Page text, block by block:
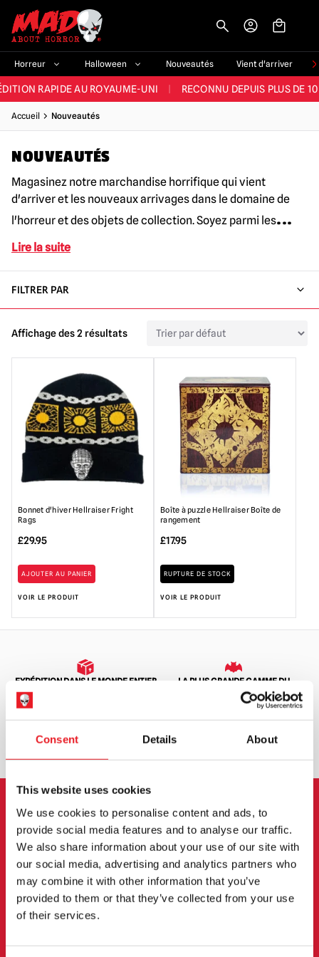
Consent Details About
This website uses cookies
We use cookies to personalise content and ads, to
provide social media features and to analyse our traffic.
We also share information about your use of our site with
our social media, advertising and analytics partners who
may combine it with other information that you’ve
provided to them or that they’ve collected from your use
of their services.
Horreur Halloween Nouveautés Vient d'arriver
ET LA MEILLEURE GAMME DU ROYAUME-UNI PLUS DE 60 000
RAPIDE AU ROYAUME-UNI RECONNU DEPUIS PLUS DE
NOUVEAUX PRODUITS DÉRIVÉS D'HORREUR CHAQUE SEMAINE
ET LA MEILLEURE GAMME DU ROYAUME-UNI
Accueil Nouveautés
NOUVEAUTÉS
Magasinez notre marchandise horrifique qui vient
d'arriver et les nouveaux arrivages dans le domaine de
l'horreur et des objets de collection. Soyez parmi les...
Lire la suite
FILTRER PAR
Affichage des 2 résultats
Bonnet d'hiver Hellraiser Fright
Rags
£29.95
AJOUTER AU PANIER
VOIR LE PRODUIT
Boîte à puzzle Hellraiser Boîte de
rangement
£17.95
RUPTURE DE STOCK
VOIR LE PRODUIT
EXPÉDITION DANS LE MONDE ENTIER
LA PLUS GRANDE GAMME DU
ROYAUME-UNI
INSCRIPTION AU BULLETIN
D'INFORMATION
Inscrivez-vous pour recevoir les dernières
informations sur les nouveaux produits, les
événements et plus encore.